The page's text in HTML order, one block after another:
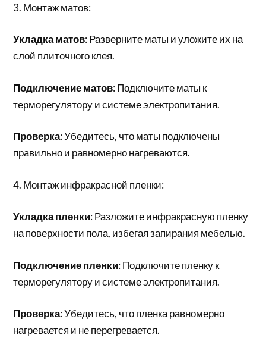
3. Монтаж матов:
Укладка матов: Разверните маты и уложите их на
слой плиточного клея.
Подключение матов: Подключите маты к
терморегулятору и системе электропитания.
Проверка: Убедитесь, что маты подключены
правильно и равномерно нагреваются.
4. Монтаж инфракрасной пленки:
Укладка пленки: Разложите инфракрасную пленку
на поверхности пола, избегая запирания мебелью.
Подключение пленки: Подключите пленку к
терморегулятору и системе электропитания.
Проверка: Убедитесь, что пленка равномерно
нагревается и не перегревается.